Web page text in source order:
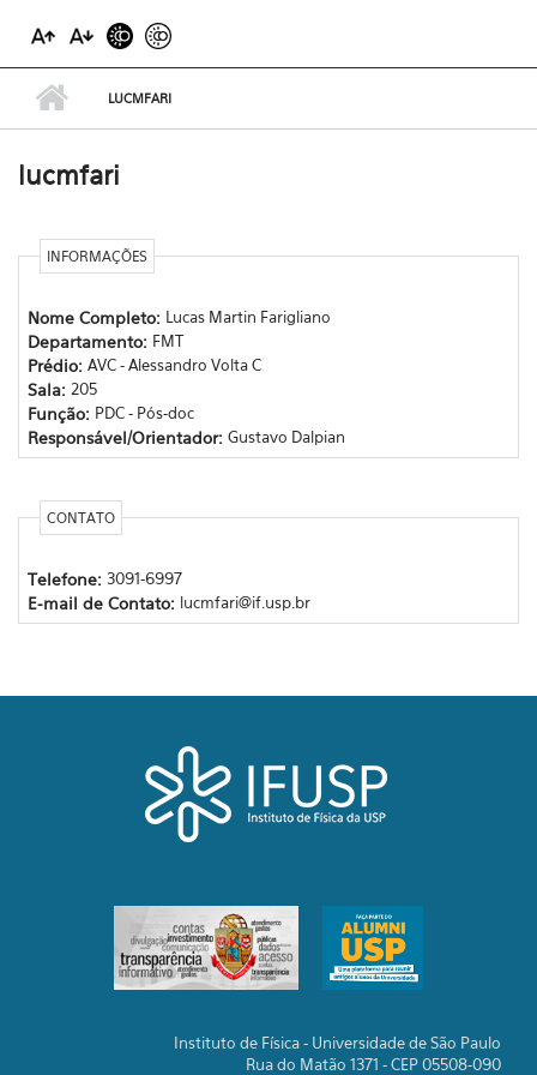
LUCMFARI
lucmfari
INFORMAÇÕES
Nome Completo: Lucas Martin Farigliano
Departamento: FMT
Prédio: AVC - Alessandro Volta C
Sala: 205
Função: PDC - Pós-doc
Responsável/Orientador: Gustavo Dalpian
CONTATO
Telefone: 3091-6997
E-mail de Contato: lucmfari@if.usp.br
Instituto de Física - Universidade de São Paulo
Rua do Matão 1371 - CEP 05508-090